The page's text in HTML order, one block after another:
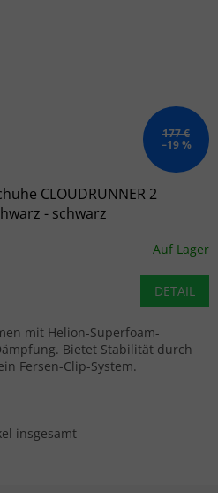
177 €
–19 %
CLOUDRUNNER 2
- schwarz
Auf Lager
DETAIL
mit Helion-Superfoam-
Bietet Stabilität durch
Fersen-Clip-System.
Steuerelemente der Liste
insgesamt